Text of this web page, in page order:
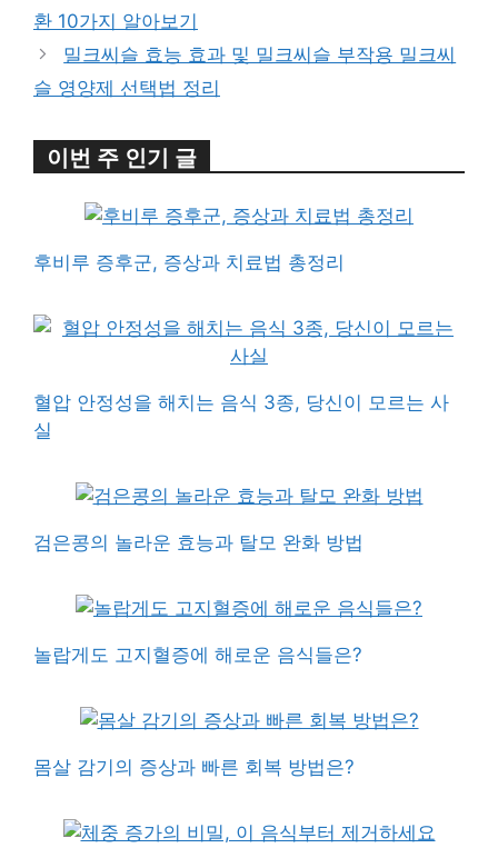
환 10가지 알아보기
밀크씨슬 효능 효과 및 밀크씨슬 부작용 밀크씨
슬 영양제 선택법 정리
이번 주 인기 글
후비루 증후군, 증상과 치료법 총정리
혈압 안정성을 해치는 음식 3종, 당신이 모르는 사
실
검은콩의 놀라운 효능과 탈모 완화 방법
놀랍게도 고지혈증에 해로운 음식들은?
몸살 감기의 증상과 빠른 회복 방법은?